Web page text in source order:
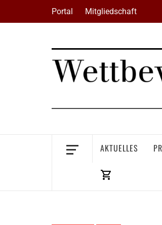
Portal Mitgliedschaft
AKTUELLES